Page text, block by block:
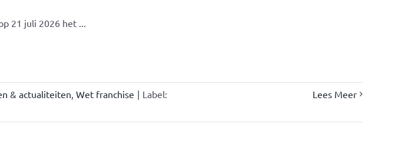
21 juli 2026 het ...
& actualiteiten, Wet franchise | Label:
Lees Meer